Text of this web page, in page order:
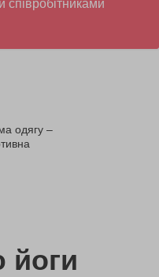
одягу –
йоги